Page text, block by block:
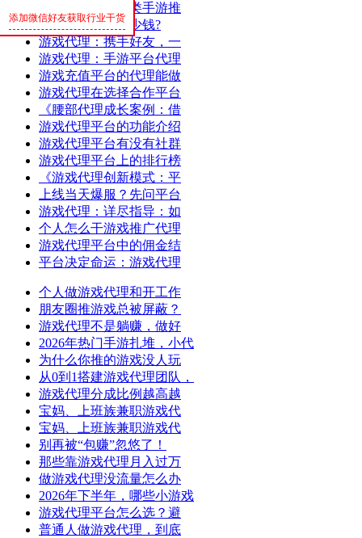
游戏代理：仙侠类手游推
开发手游能赚多少钱?
游戏代理：携手好友，一
游戏代理：手游平台代理
游戏充值平台的代理能做
游戏代理在选择合作平台
《腰部代理成长案例：借
游戏代理平台的功能介绍
游戏代理平台有没有社群
游戏代理平台上的排行榜
《游戏代理创新模式：平
上线当天爆服？先问平台
游戏代理：详尽指导：如
个人怎么干游戏推广代理
游戏代理平台中的佣金结
平台决定命运：游戏代理
个人做游戏代理和开工作
朋友圈推游戏总被屏蔽？
游戏代理不是躺赚，做好
2026年热门手游扎堆，小代
为什么你推的游戏没人玩
从0到1搭建游戏代理团队，
游戏代理分成比例越高越
宝妈、上班族兼职游戏代
宝妈、上班族兼职游戏代
别再被“包赚”忽悠了！
那些靠游戏代理月入过万
做游戏代理没流量怎么办
2026年下半年，哪些小游戏
游戏代理平台怎么选？避
普通人做游戏代理，到底
添加微信好友获取行业干货